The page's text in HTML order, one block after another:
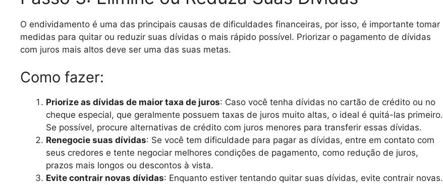
O endividamento é uma das principais causas de dificuldades financeiras, por isso, é importante tomar
medidas para quitar ou reduzir suas dívidas o mais rápido possível. Priorizar o pagamento de dívidas
com juros mais altos deve ser uma das suas metas.
Como fazer:
Priorize as dívidas de maior taxa de juros: Caso você tenha dívidas no cartão de crédito ou no
cheque especial, que geralmente possuem taxas de juros muito altas, o ideal é quitá-las primeiro.
Se possível, procure alternativas de crédito com juros menores para transferir essas dívidas.
Renegocie suas dívidas: Se você tem dificuldade para pagar as dívidas, entre em contato com
seus credores e tente negociar melhores condições de pagamento, como redução de juros,
prazos mais longos ou descontos à vista.
Evite contrair novas dívidas: Enquanto estiver tentando quitar suas dívidas, evite contrair novas.